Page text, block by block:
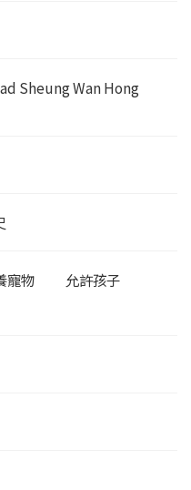
Sheung Wan Hong
寵物 允許孩子